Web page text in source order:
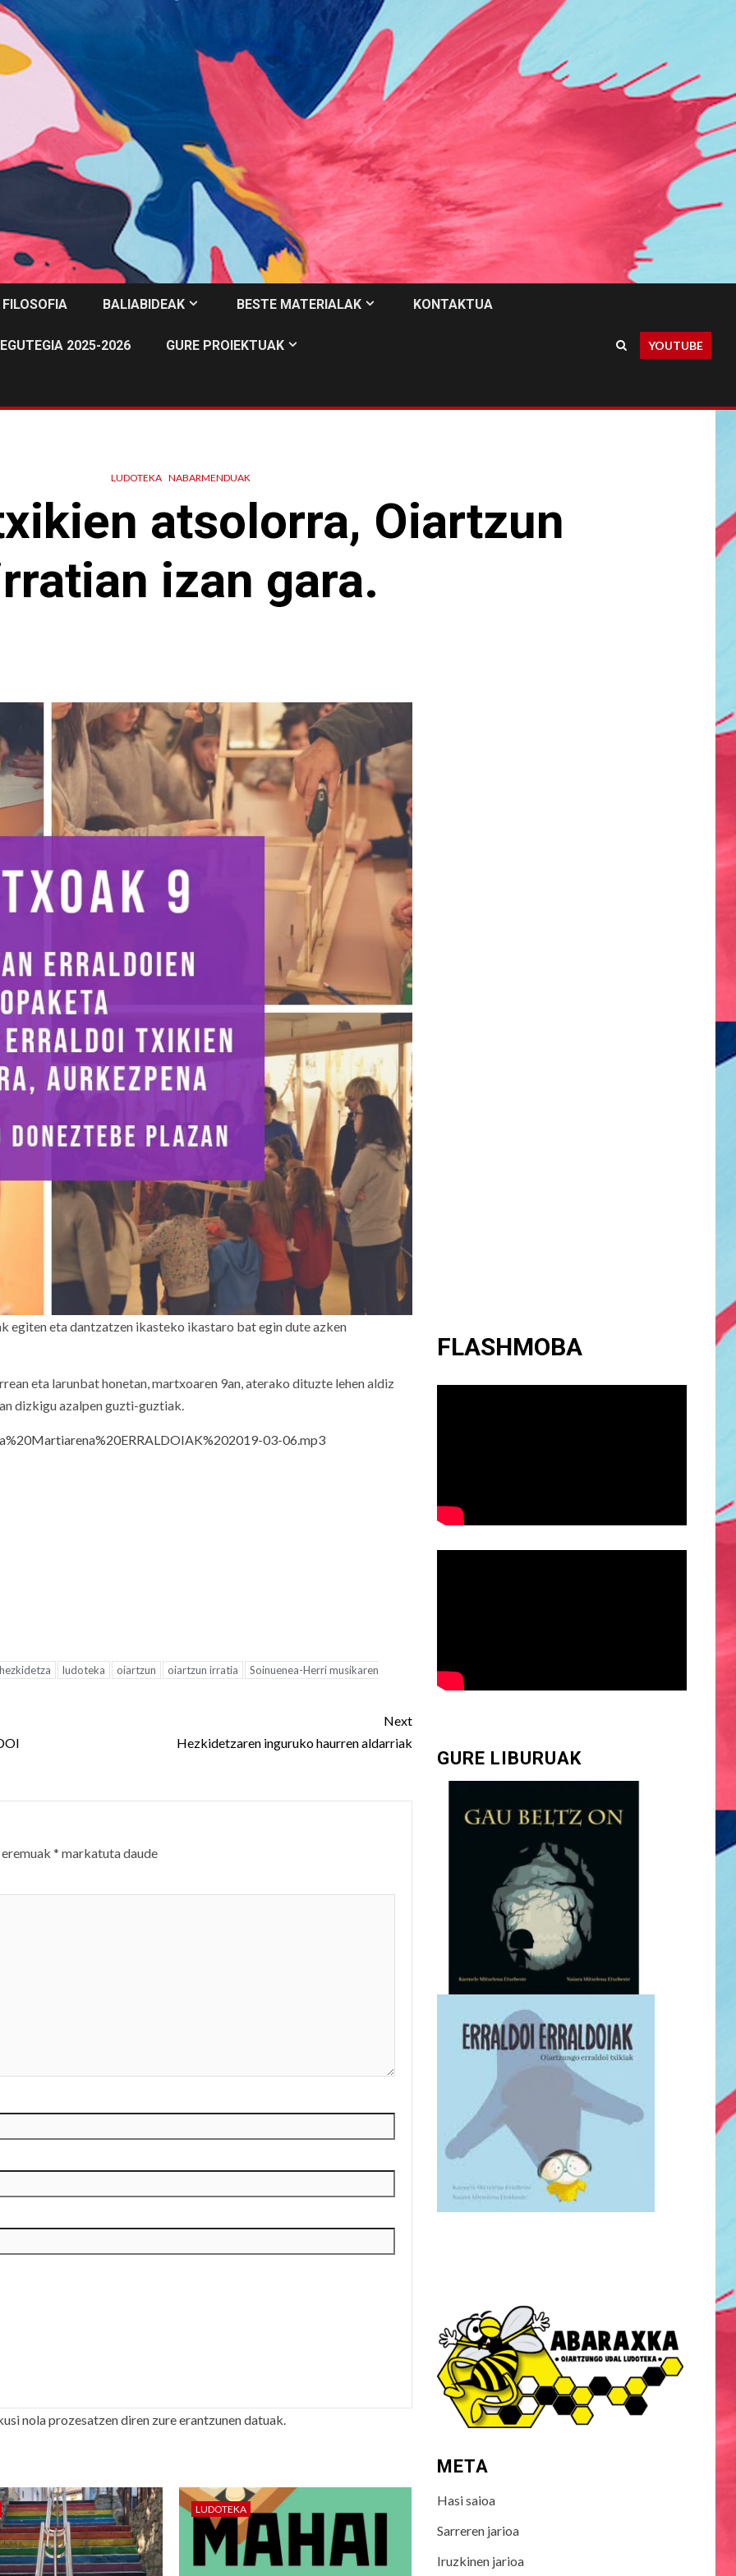
FILOSOFIA BALIABIDEAK BESTE MATERIALAK KONTAKTUA
EGUTEGIA 2025-2026 GURE PROIEKTUAK YOUTUBE
LUDOTEKA NABARMENDUAK
atsolorra, Oiartzun
izan gara.
egiten eta dantzatzen ikasteko ikastaro bat egin dute azken
eta larunbat honetan, martxoaren 9an, aterako dituzte lehen aldiz
dizkigu azalpen guzti-guztiak.
03-06.mp3
hezkidetza ludoteka oiartzun oiartzun irratia
Soinuenea-Herri musikaren
Next
Hezkidetzaren inguruko haurren aldarriak
* markatuta daude
nola prozesatzen diren zure erantzunen datuak.
LUDOTEKA
FLASHMOBA
GURE LIBURUAK
META
Hasi saioa
Sarreren jarioa
Iruzkinen jarioa